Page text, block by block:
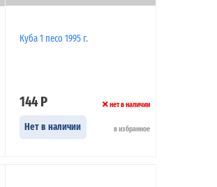
Куба 1 песо 1995 г.
144 Р нет в наличии
Нет в наличии в избранное